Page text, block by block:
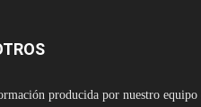
producida por nuestro equipo